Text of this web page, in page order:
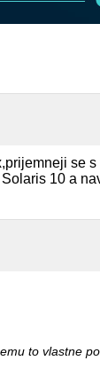
se
10 a
to vlastne